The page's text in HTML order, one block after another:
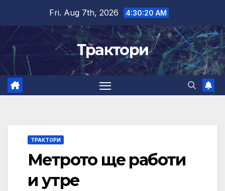
content
Fri. Aug 7th, 2026 4:30:21 AM
Трактори
ТРАКТОРИ
Метрото ще работи
и утре